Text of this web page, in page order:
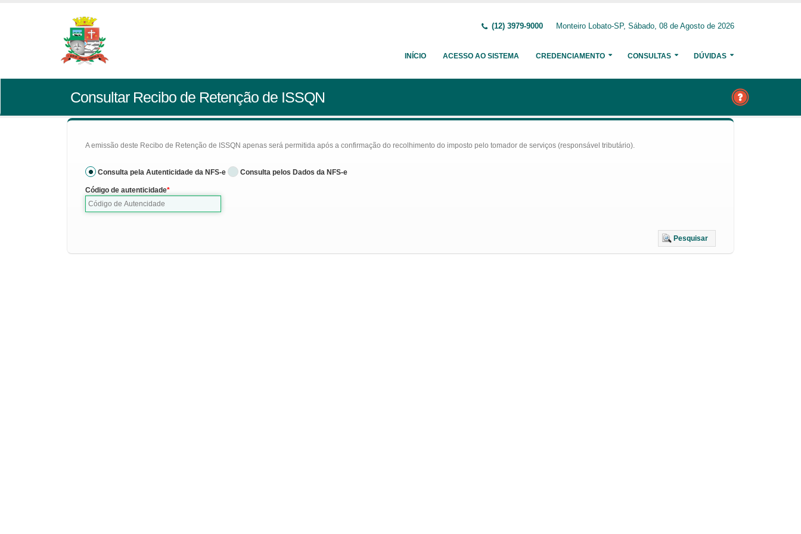
(12) 3979-9000 Monteiro Lobato-SP, Sábado, 08 de Agosto de 2026
INÍCIO ACESSO AO SISTEMA CREDENCIAMENTO CONSULTAS DÚVIDAS
Consultar Recibo de Retenção de ISSQN
A emissão deste Recibo de Retenção de ISSQN apenas será permitida após a confirmação do recolhimento do imposto pelo tomador de serviços (responsável tributário).
Consulta pela Autenticidade da NFS-e Consulta pelos Dados da NFS-e
Código de autenticidade
Pesquisar